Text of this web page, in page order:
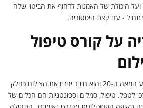
היכולת של האמנות לדחוף את הביטוי שלה
- עם קצת היסטוריה.
על קורס טיפול
טיפול באמנות נוסדה באמצע המאה ה-20 והוא חיבר יחדיו את הצילום כחלק
לטפל. טיפול, סמלים וספונטניות הם הכלים של